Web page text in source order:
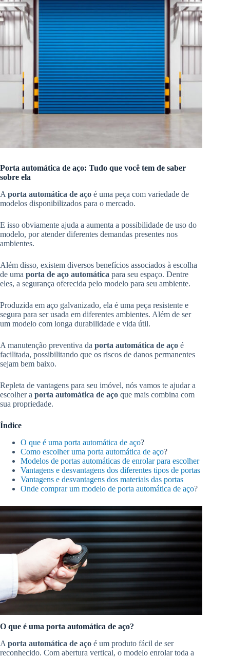
Porta automática de aço: Tudo que você tem de saber
sobre ela
A porta automática de aço é uma peça com variedade de
modelos disponibilizados para o mercado.
E isso obviamente ajuda a aumenta a possibilidade de uso do
modelo, por atender diferentes demandas presentes nos
ambientes.
Além disso, existem diversos benefícios associados à escolha
de uma porta de aço automática para seu espaço. Dentre
eles, a segurança oferecida pelo modelo para seu ambiente.
Produzida em aço galvanizado, ela é uma peça resistente e
segura para ser usada em diferentes ambientes. Além de ser
um modelo com longa durabilidade e vida útil.
A manutenção preventiva da porta automática de aço é
facilitada, possibilitando que os riscos de danos permanentes
sejam bem baixo.
Repleta de vantagens para seu imóvel, nós vamos te ajudar a
escolher a porta automática de aço que mais combina com
sua propriedade.
Índice
O que é uma porta automática de aço?
Como escolher uma porta automática de aço?
Modelos de portas automáticas de enrolar para escolher
Vantagens e desvantagens dos diferentes tipos de portas
Vantagens e desvantagens dos materiais das portas
Onde comprar um modelo de porta automática de aço?
O que é uma porta automática de aço?
A porta automática de aço é um produto fácil de ser
reconhecido. Com abertura vertical, o modelo enrolar toda a